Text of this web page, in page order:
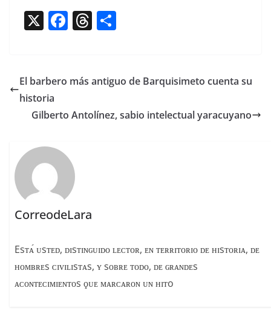
X F
e
o
k
T
a
s
p
tir
El barbero más antiguo de Barquisimeto cuenta su
historia
Gilberto Antolínez, sabio intelectual yaracuyano
CorreodeLara
Esᴛᴀ́ ᴜsᴛᴇᴅ, ᴅɪsᴛɪɴɢᴜɪᴅᴏ ʟᴇᴄᴛᴏʀ, ᴇɴ ᴛᴇʀʀɪᴛᴏʀɪᴏ ᴅᴇ ʜɪsᴛᴏʀɪᴀ, ᴅᴇ
ʜᴏᴍʙʀᴇs ᴄɪᴠɪʟɪsᴛᴀs, ʏ sᴏʙʀᴇ ᴛᴏᴅᴏ, ᴅᴇ ɢʀᴀɴᴅᴇs
ᴀᴄᴏɴᴛᴇᴄɪᴍɪᴇɴᴛᴏs ϙᴜᴇ ᴍᴀʀᴄᴀʀᴏɴ ᴜɴ ʜɪᴛo